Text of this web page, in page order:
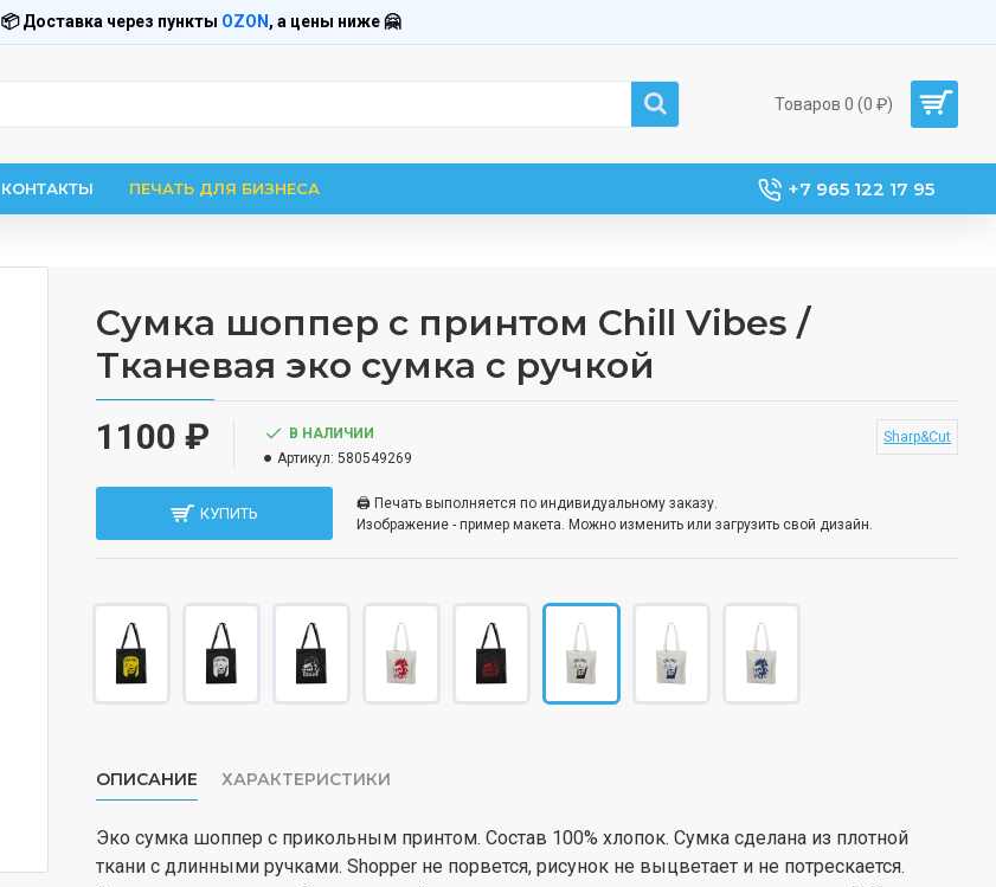
📦 Доставка через пункты OZON , а цены ниже 🤗
Товаров 0 (0 ₽)
КОНТАКТЫ ПЕЧАТЬ ДЛЯ БИЗНЕСА +7 965 122 17 95
Сумка шоппер с принтом Chill Vibes /
Тканевая эко сумка с ручкой
1100 ₽
В НАЛИЧИИ
Артикул: 580549269
Sharp&Cut
КУПИТЬ
🖨️ Печать выполняется по индивидуальному заказу.
Изображение - пример макета. Можно изменить или загрузить свой дизайн.
ОПИСАНИЕ ХАРАКТЕРИСТИКИ
Эко сумка шоппер с прикольным принтом. Состав 100% хлопок. Сумка сделана из плотной
ткани с длинными ручками. Shopper не порвется, рисунок не выцветает и не потрескается.